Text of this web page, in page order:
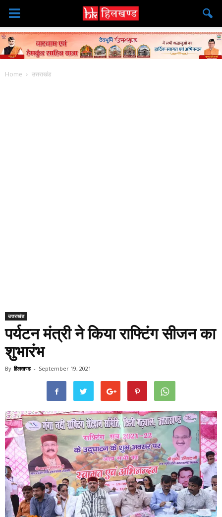
Home उत्तराखंड
उत्तराखंड
पर्यटन मंत्री ने किया राफ्टिंग सीजन का
शुभारंभ
By हिलखण्ड - September 19, 2021